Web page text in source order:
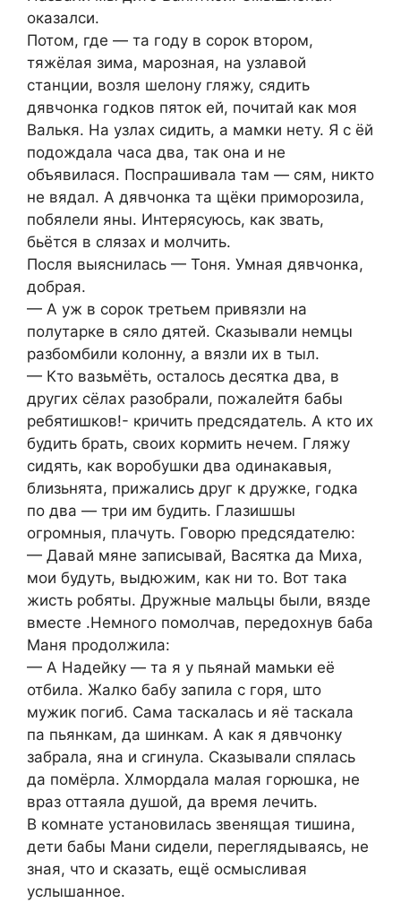
оказалси.
Потом, где — та году в сорок втором,
тяжёлая зима, марозная, на узлавой
станции, возля шелону гляжу, сядить
дявчонка годков пяток ей, почитай как моя
Валькя. На узлах сидить, а мамки нету. Я с ёй
подождала часа два, так она и не
объявилася. Поспрашивала там — сям, никто
не вядал. А дявчонка та щёки приморозила,
побялели яны. Интерясуюсь, как звать,
бьётся в слязах и молчить.
Посля выяснилась — Тоня. Умная дявчонка,
добрая.
— А уж в сорок третьем привязли на
полутарке в сяло дятей. Сказывали немцы
разбомбили колонну, а вязли их в тыл.
— Кто вазьмёть, осталось десятка два, в
других сёлах разобрали, пожалейтя бабы
ребятишков!- кричить предсядатель. А кто их
будить брать, своих кормить нечем. Гляжу
сидять, как воробушки два одинакавыя,
близьнята, прижались друг к дружке, годка
по два — три им будить. Глазишшы
огромныя, плачуть. Говорю предсядателю:
— Давай мяне записывай, Васятка да Миха,
мои будуть, выдюжим, как ни то. Вот така
жисть робяты. Дружные мальцы были, вязде
вместе .Немного помолчав, передохнув баба
Маня продолжила:
— А Надейку — та я у пьянай мамьки её
отбила. Жалко бабу запила с горя, што
мужик погиб. Сама таскалась и яё таскала
па пьянкам, да шинкам. А как я дявчонку
забрала, яна и сгинула. Сказывали спялась
да помёрла. Хлмордала малая горюшка, не
враз оттаяла душой, да время лечить.
В комнате установилась звенящая тишина,
дети бабы Мани сидели, переглядываясь, не
зная, что и сказать, ещё осмысливая
услышанное.